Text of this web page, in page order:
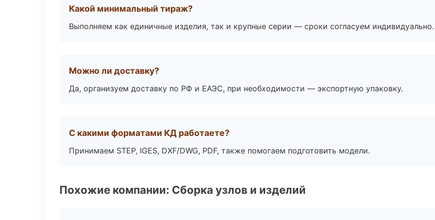
Какой минимальный тираж?
Выполняем как единичные изделия, так и крупные серии — сроки согласуем индивидуально.
Можно ли доставку?
Да, организуем доставку по РФ и ЕАЭС, при необходимости — экспортную упаковку.
С какими форматами КД работаете?
Принимаем STEP, IGES, DXF/DWG, PDF, также помогаем подготовить модели.
Похожие компании: Сборка узлов и изделий